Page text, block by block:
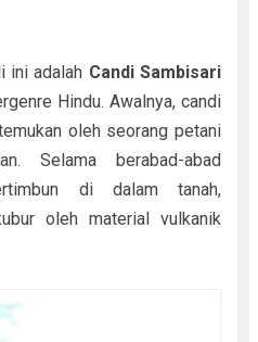
ini adalah Candi Sambisari
Hindu. Awalnya, candi
oleh seorang petani
Selama berabad-abad
di dalam tanah,
oleh material vulkanik